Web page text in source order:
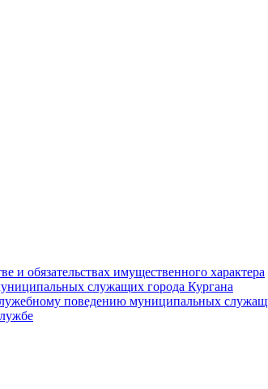
и обязательствах имущественного характера
служащих города Кургана
поведению муниципальных